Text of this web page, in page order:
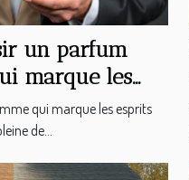
un parfum
marque les
qui marque les esprits
de...